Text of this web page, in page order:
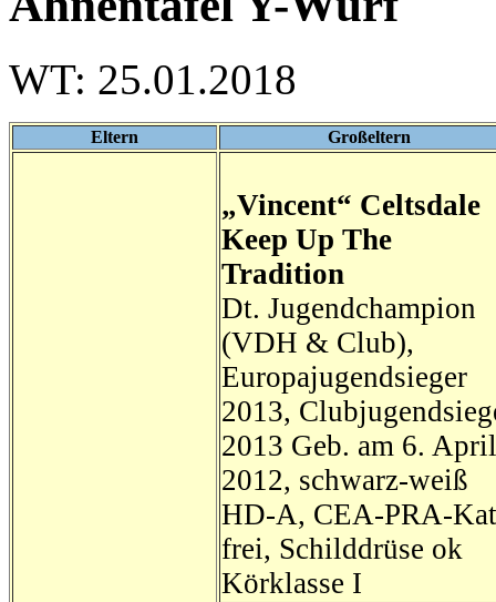
WT: 25.01.2018
Eltern Großeltern
„Vincent“ Celtsdale
Keep Up The
Tradition
Dt. Jugendchampion
(VDH & Club),
Europajugendsieger
2013,
2013 Geb. am 6. April
2012, schwarz-weiß
HD-A, CEA-PRA-
frei, Schilddrüse ok
Körklasse I